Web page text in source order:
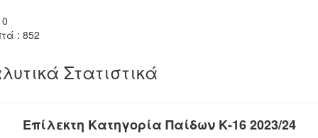
: 852
Στατιστικά
Επίλεκτη Κατηγορία Παίδων Κ-16 2023/24